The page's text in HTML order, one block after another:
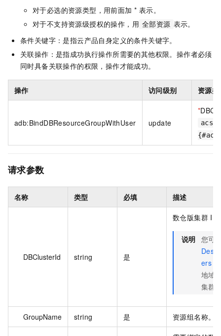
对于必选的资源类型，用前面加 * 表示。
对于不支持资源级授权的操作，用 全部资源 表示。
条件关键字：是指云产品自身定义的条件关键字。
关联操作：是指成功执行操作所需要的其他权限。操作者必须
同时具备关联操作的权限，操作才能成功。
操作 访问级别 资源类
adb:BindDBResourceGroupWithUser update
*
请求参数
名称 类型 必填 描述
DBClusterId string 是
数仓版集群 ID
说明 您可
ers
地域
集群
GroupName string 是 资源组名称。